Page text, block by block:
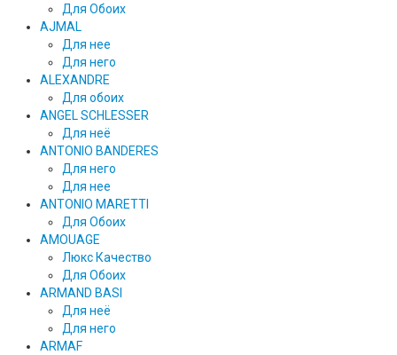
Для Обоих
AJMAL
Для нее
Для него
ALEXANDRE
Для обоих
ANGEL SCHLESSER
Для неё
ANTONIO BANDERES
Для него
Для нее
ANTONIO MARETTI
Для Обоих
AMOUAGE
Люкс Качество
Для Обоих
ARMAND BASI
Для неё
Для него
ARMAF